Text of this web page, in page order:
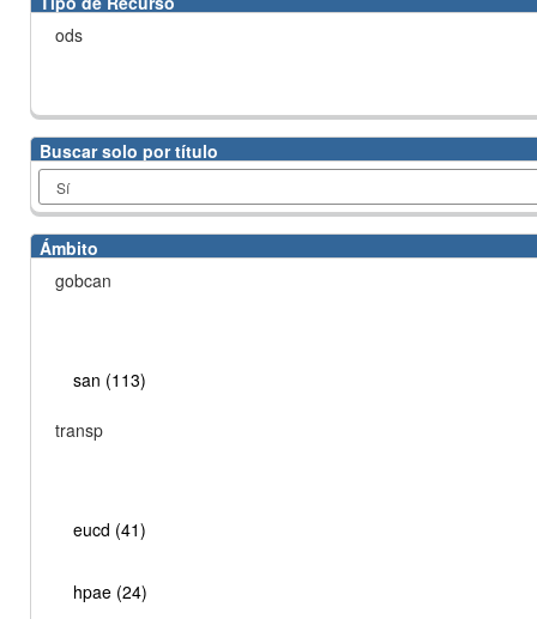
ods
Buscar solo por título
Ámbito
gobcan
san (113)
transp
eucd (41)
hpae (24)